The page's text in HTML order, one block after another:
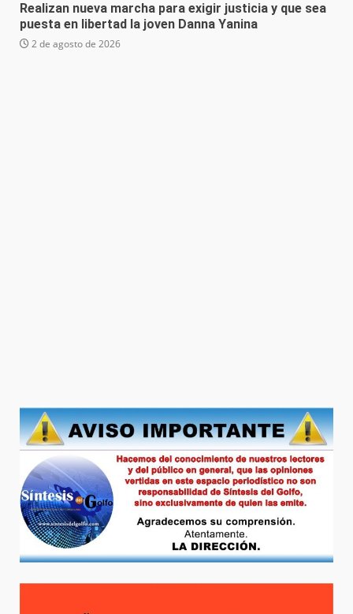
Realizan nueva marcha para exigir justicia y que sea
puesta en libertad la joven Danna Yanina
2 de agosto de 2026